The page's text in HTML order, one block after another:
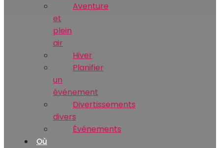
Aventure
et
plein
air
Hiver
Planifier
un
événement
Divertissements
divers
Événements
Où